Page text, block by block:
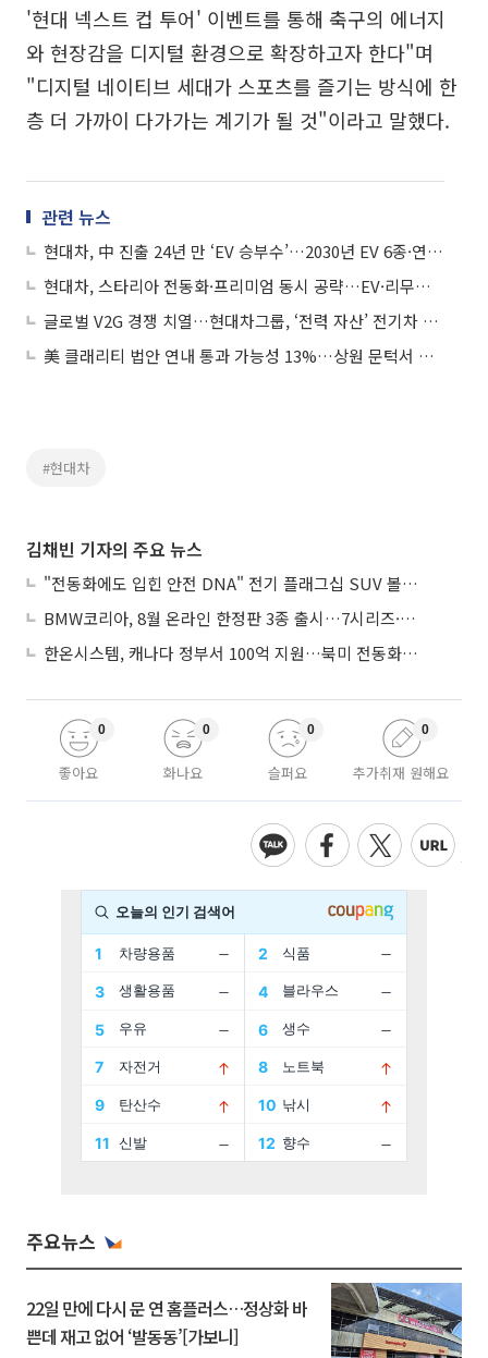
'현대 넥스트 컵 투어' 이벤트를 통해 축구의 에너지
와 현장감을 디지털 환경으로 확장하고자 한다"며
"디지털 네이티브 세대가 스포츠를 즐기는 방식에 한
층 더 가까이 다가가는 계기가 될 것"이라고 말했다.
관련 뉴스
현대차, 中 진출 24년 만 ‘EV 승부수’…2030년 EV 6종·연 50만대 목표
현대차, 스타리아 전동화·프리미엄 동시 공략…EV·리무진 투트랙 출시
글로벌 V2G 경쟁 치열…현대차그룹, ‘전력 자산’ 전기차 실증 선도
美 클래리티 법안 연내 통과 가능성 13%…상원 문턱서 제동
#현대차
김채빈 기자의 주요 뉴스
"전동화에도 입힌 안전 DNA" 전기 플래그십 SUV 볼보 'EX90'
BMW코리아, 8월 온라인 한정판 3종 출시…7시리즈·X7·M340i 투어링
한온시스템, 캐나다 정부서 100억 지원…북미 전동화 시장 가속
좋아요
0
화나요
0
슬퍼요
0
추가취재 원해요
0
주요뉴스
22일 만에 다시 문 연 홈플러스…정상화 바
쁜데 재고 없어 ‘발동동’[가보니]